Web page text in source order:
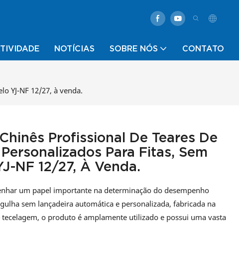
NOTÍCIAS SOBRE NÓS CONTATO
YJ-NF 12/27, à venda.
Profissional De Teares De
Para Fitas, Sem
NF 12/27, À Venda.
um papel importante na determinação do desempenho
sem lançadeira automática e personalizada, fabricada na
o produto é amplamente utilizado e possui uma vasta